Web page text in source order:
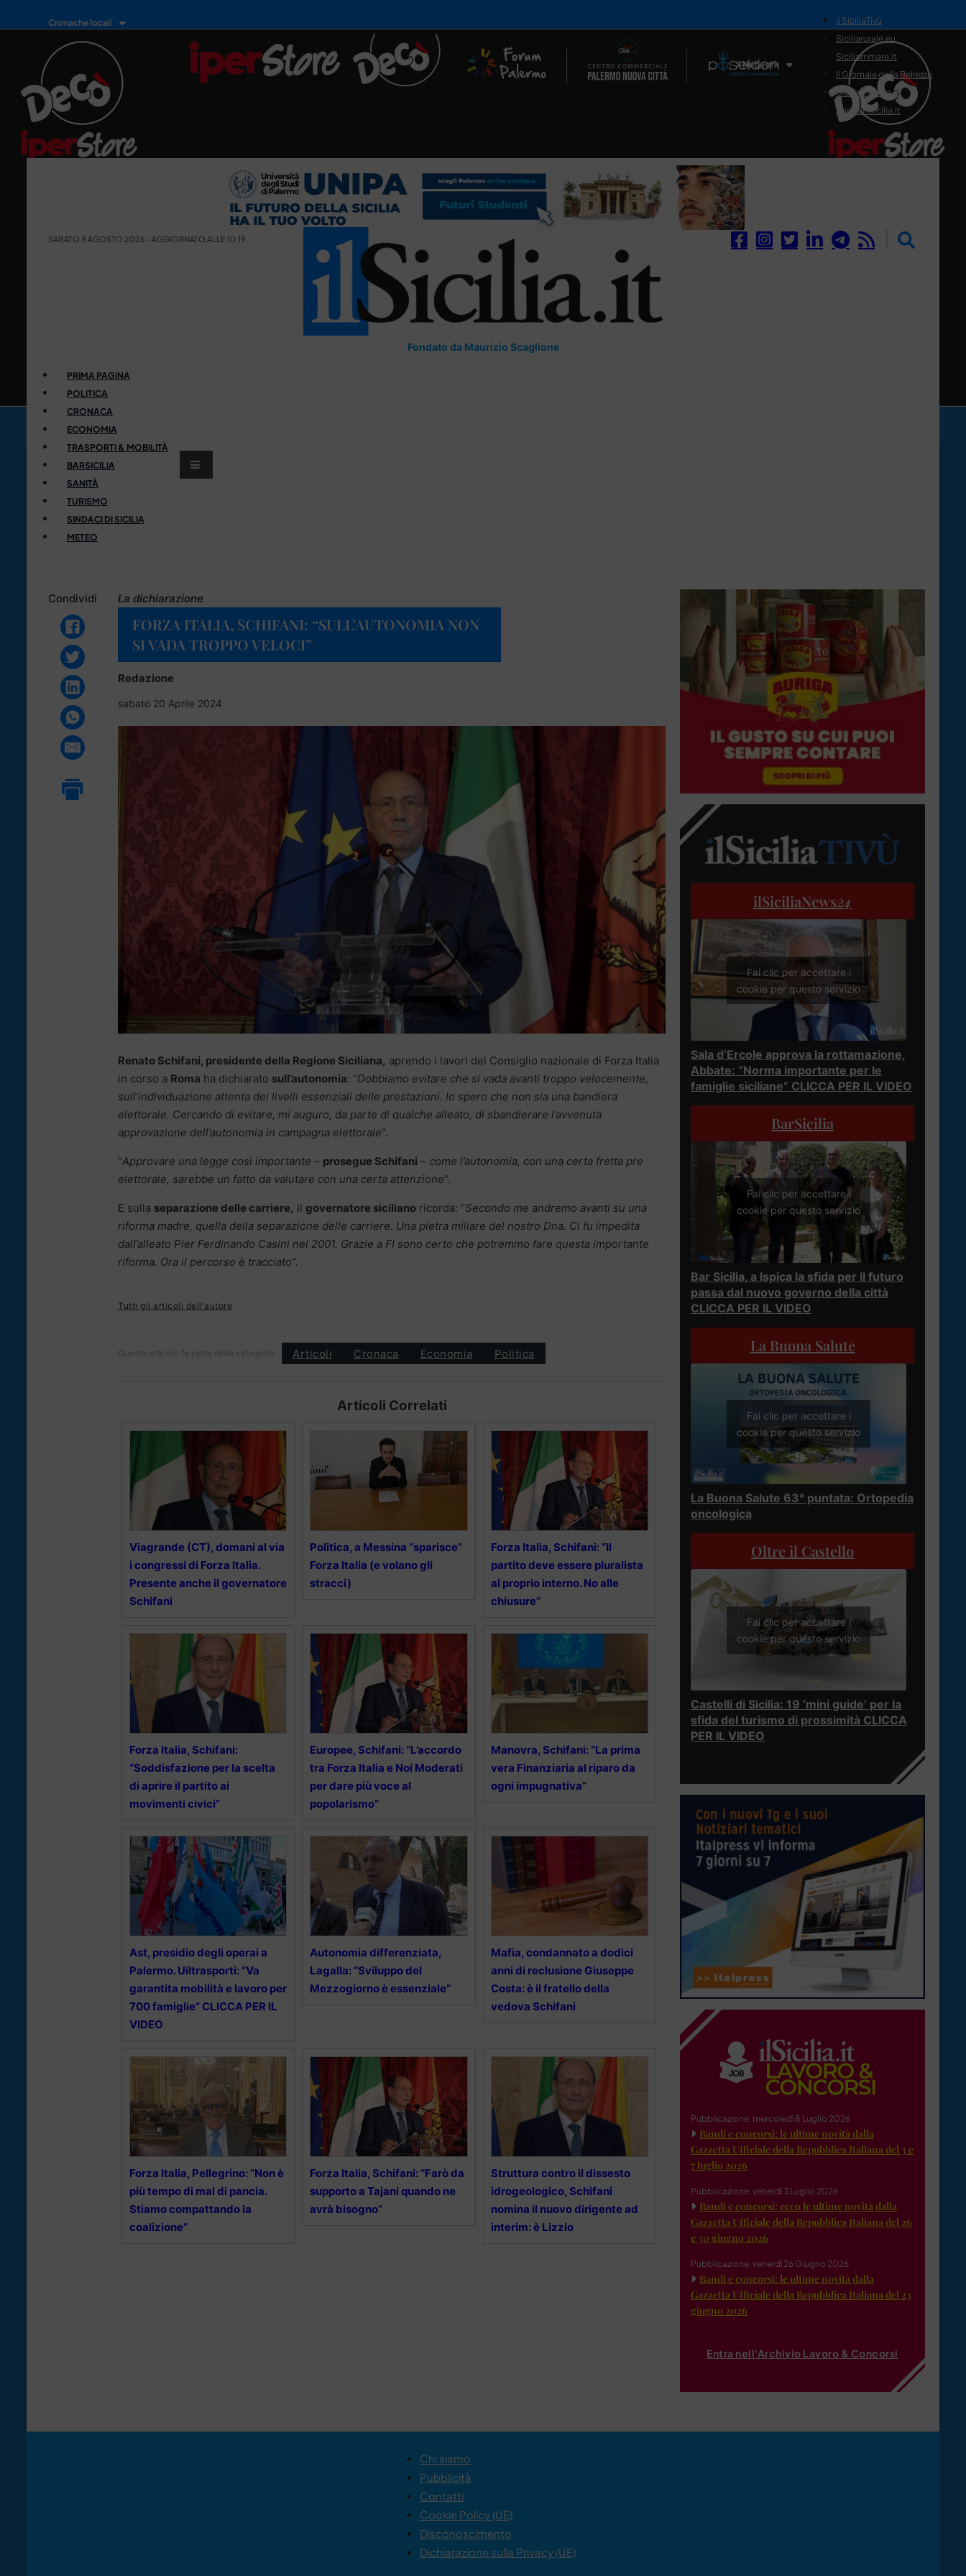
Cronache locali
Il Network
il SiciliaTivù
Siciliarurale.eu
Siciliammare.it
Il Giornale della Bellezza
Siciliamedica.it
Sanitainsicilia.it
SABATO 8 AGOSTO 2026 - AGGIORNATO ALLE 10:19
Fondato da Maurizio Scaglione
PRIMA PAGINA
POLITICA
CRONACA
ECONOMIA
TRASPORTI & MOBILITÀ
BARSICILIA
SANITÀ
TURISMO
SINDACI DI SICILIA
METEO
Condividi La dichiarazione
FORZA ITALIA, SCHIFANI: “SULL’AUTONOMIA NON
SI VADA TROPPO VELOCI”
Redazione
sabato 20 Aprile 2024
Renato Schifani, presidente della Regione Siciliana, aprendo i lavori del Consiglio nazionale di Forza Italia
in corso a Roma ha dichiarato sull’autonomia: “Dobbiamo evitare che si vada avanti troppo velocemente,
sull’individuazione attenta dei livelli essenziali delle prestazioni. Io spero che non sia una bandiera
elettorale. Cercando di evitare, mi auguro, da parte di qualche alleato, di sbandierare l’avvenuta
approvazione dell’autonomia in campagna elettorale“.
“Approvare una legge così importante – prosegue Schifani – come l’autonomia, con una certa fretta pre
elettorale, sarebbe un fatto da valutare con una certa attenzione“.
E sulla separazione delle carriere, il governatore siciliano ricorda: “Secondo me andremo avanti su una
riforma madre, quella della separazione delle carriere. Una pietra miliare del nostro Dna. Ci fu impedita
dall’alleato Pier Ferdinando Casini nel 2001. Grazie a FI sono certo che potremmo fare questa importante
riforma. Ora il percorso è tracciato”.
Tutti gli articoli dell'autore
Questo articolo fa parte delle categorie: Articoli Cronaca Economia Politica
Articoli Correlati
Viagrande (CT), domani al via
i congressi di Forza Italia.
Presente anche il governatore
Schifani
Politica, a Messina “sparisce”
Forza Italia (e volano gli
stracci)
Forza Italia, Schifani: “Il
partito deve essere pluralista
al proprio interno. No alle
chiusure”
Forza Italia, Schifani:
“Soddisfazione per la scelta
di aprire il partito ai
movimenti civici”
Europee, Schifani: “L’accordo
tra Forza Italia e Noi Moderati
per dare più voce al
popolarismo”
Manovra, Schifani: “La prima
vera Finanziaria al riparo da
ogni impugnativa”
Ast, presidio degli operai a
Palermo. Uiltrasporti: “Va
garantita mobilità e lavoro per
700 famiglie” CLICCA PER IL
VIDEO
Autonomia differenziata,
Lagalla: “Sviluppo del
Mezzogiorno è essenziale”
Mafia, condannato a dodici
anni di reclusione Giuseppe
Costa: è il fratello della
vedova Schifani
Forza Italia, Pellegrino: “Non è
più tempo di mal di pancia.
Stiamo compattando la
coalizione”
Forza Italia, Schifani: “Farò da
supporto a Tajani quando ne
avrà bisogno”
Struttura contro il dissesto
idrogeologico, Schifani
nomina il nuovo dirigente ad
interim: è Lizzio
ilSiciliaNews24
Fai clic per accettare i
cookie per questo servizio
Sala d’Ercole approva la rottamazione,
Abbate: “Norma importante per le
famiglie siciliane” CLICCA PER IL VIDEO
BarSicilia
Fai clic per accettare i
cookie per questo servizio
Bar Sicilia, a Ispica la sfida per il futuro
passa dal nuovo governo della città
CLICCA PER IL VIDEO
La Buona Salute
Fai clic per accettare i
cookie per questo servizio
La Buona Salute 63° puntata: Ortopedia
oncologica
Oltre il Castello
Fai clic per accettare i
cookie per questo servizio
Castelli di Sicilia: 19 ‘mini guide’ per la
sfida del turismo di prossimità CLICCA
PER IL VIDEO
Pubblicazione: mercoledì 8 Luglio 2026
Bandi e concorsi: le ultime novità dalla
Gazzetta Ufficiale della Repubblica Italiana del 3 e
7 luglio 2026
Pubblicazione: venerdì 3 Luglio 2026
Bandi e concorsi: ecco le ultime novità dalla
Gazzetta Ufficiale della Repubblica Italiana del 26
e 30 giugno 2026
Pubblicazione: venerdì 26 Giugno 2026
Bandi e concorsi: le ultime novità dalla
Gazzetta Ufficiale della Repubblica Italiana del 23
giugno 2026
Entra nell'Archivio Lavoro & Concorsi
Chi siamo
Pubblicità
Contatti
Cookie Policy (UE)
Disconoscimento
Dichiarazione sulla Privacy (UE)